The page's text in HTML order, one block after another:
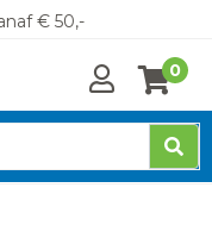
€ 50,-
0